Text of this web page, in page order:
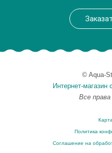
© Aqua-
Интернет-магазин
Все
Политика
Соглашение на